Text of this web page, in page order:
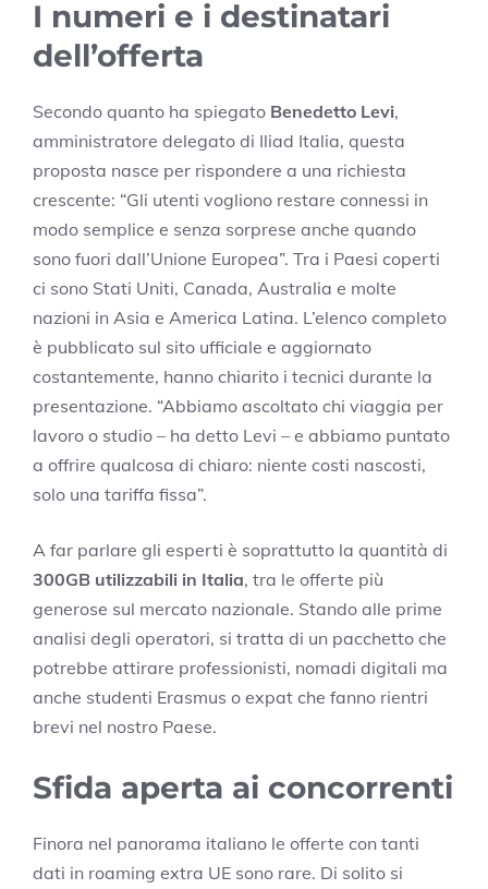
I numeri e i destinatari
dell’offerta
Secondo quanto ha spiegato Benedetto Levi,
amministratore delegato di Iliad Italia, questa
proposta nasce per rispondere a una richiesta
crescente: “Gli utenti vogliono restare connessi in
modo semplice e senza sorprese anche quando
sono fuori dall’Unione Europea”. Tra i Paesi coperti
ci sono Stati Uniti, Canada, Australia e molte
nazioni in Asia e America Latina. L’elenco completo
è pubblicato sul sito ufficiale e aggiornato
costantemente, hanno chiarito i tecnici durante la
presentazione. “Abbiamo ascoltato chi viaggia per
lavoro o studio – ha detto Levi – e abbiamo puntato
a offrire qualcosa di chiaro: niente costi nascosti,
solo una tariffa fissa”.
A far parlare gli esperti è soprattutto la quantità di
300GB utilizzabili in Italia, tra le offerte più
generose sul mercato nazionale. Stando alle prime
analisi degli operatori, si tratta di un pacchetto che
potrebbe attirare professionisti, nomadi digitali ma
anche studenti Erasmus o expat che fanno rientri
brevi nel nostro Paese.
Sfida aperta ai concorrenti
Finora nel panorama italiano le offerte con tanti
dati in roaming extra UE sono rare. Di solito si